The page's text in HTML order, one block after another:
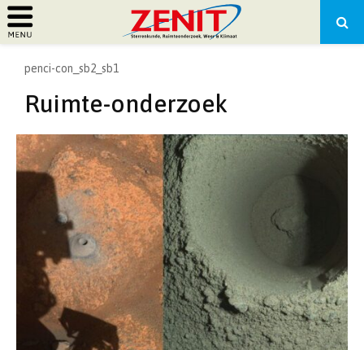
PRIMARY
penci-con_sb2_sb1
Ruimte-onderzoek